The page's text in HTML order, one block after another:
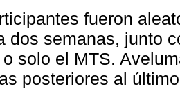
fueron
dos semanas, junto
o solo el MTS.
posteriores al